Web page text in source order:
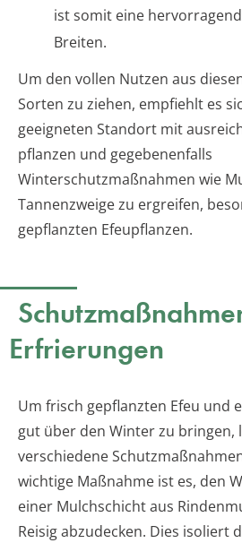
ist somit eine
Breiten.
Um den vollen Nutzen aus
Sorten zu ziehen, empfiehlt es
geeigneten Standort mit
pflanzen und gegebenenfalls
Winterschutzmaßnahmen wie
Tannenzweige zu ergreifen,
gepflanzten Efeupflanzen.
Erfrierungen
Um frisch gepflanzten Efeu und
gut über den Winter zu bringen,
verschiedene
wichtige Maßnahme ist es, den
einer Mulchschicht aus
Reisig abzudecken. Dies isoliert